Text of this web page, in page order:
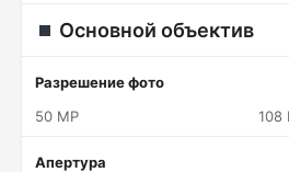
Основной объектив
Разрешение фото
50 MP
108
Апертура